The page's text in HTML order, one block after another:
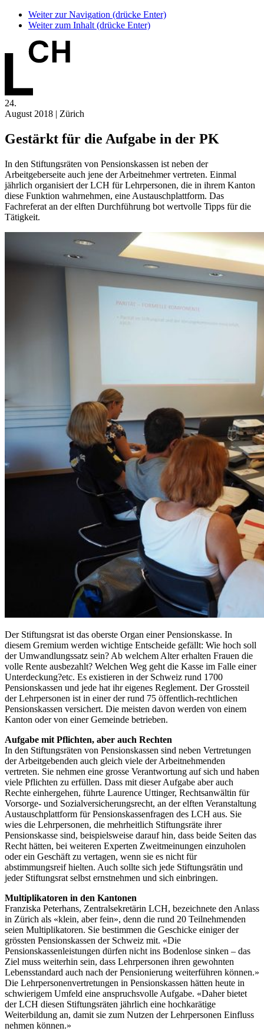
Weiter zur Navigation (drücke Enter)
Weiter zum Inhalt (drücke Enter)
24.
August 2018 | Zürich
Gestärkt für die Aufgabe in der PK
In den Stiftungsräten von Pensionskassen ist neben der
Arbeitgeberseite auch jene der Arbeitnehmer vertreten. Einmal
jährlich organisiert der LCH für Lehrpersonen, die in ihrem Kanton
diese Funktion wahrnehmen, eine Austauschplattform. Das
Fachreferat an der elften Durchführung bot wertvolle Tipps für die
Tätigkeit.
Der Stiftungsrat ist das oberste Organ einer Pensionskasse. In
diesem Gremium werden wichtige Entscheide gefällt: Wie hoch soll
der Umwandlungssatz sein? Ab welchem Alter erhalten Frauen die
volle Rente ausbezahlt? Welchen Weg geht die Kasse im Falle einer
Unterdeckung?etc. Es existieren in der Schweiz rund 1700
Pensionskassen und jede hat ihr eigenes Reglement. Der Grossteil
der Lehrpersonen ist in einer der rund 75 öffentlich-rechtlichen
Pensionskassen versichert. Die meisten davon werden von einem
Kanton oder von einer Gemeinde betrieben.
Aufgabe mit Pflichten, aber auch Rechten
In den Stiftungsräten von Pensionskassen sind neben Vertretungen
der Arbeitgebenden auch gleich viele der Arbeitnehmenden
vertreten. Sie nehmen eine grosse Verantwortung auf sich und haben
viele Pflichten zu erfüllen. Dass mit dieser Aufgabe aber auch
Rechte einhergehen, führte Laurence Uttinger, Rechtsanwältin für
Vorsorge- und Sozialversicherungsrecht, an der elften Veranstaltung
Austauschplattform für Pensionskassenfragen des LCH aus. Sie
wies die Lehrpersonen, die mehrheitlich Stiftungsräte ihrer
Pensionskasse sind, beispielsweise darauf hin, dass beide Seiten das
Recht hätten, bei weiteren Experten Zweitmeinungen einzuholen
oder ein Geschäft zu vertagen, wenn sie es nicht für
abstimmungsreif hielten. Auch sollte sich jede Stiftungsrätin und
jeder Stiftungsrat selbst ernstnehmen und sich einbringen.
Multiplikatoren in den Kantonen
Franziska Peterhans, Zentralsekretärin LCH, bezeichnete den Anlass
in Zürich als «klein, aber fein», denn die rund 20 Teilnehmenden
seien Multiplikatoren. Sie bestimmen die Geschicke einiger der
grössten Pensionskassen der Schweiz mit. «Die
Pensionskassenleistungen dürfen nicht ins Bodenlose sinken – das
Ziel muss weiterhin sein, dass Lehrpersonen ihren gewohnten
Lebensstandard auch nach der Pensionierung weiterführen können.»
Die Lehrpersonenvertretungen in Pensionskassen hätten heute in
schwierigem Umfeld eine anspruchsvolle Aufgabe. «Daher bietet
der LCH diesen Stiftungsräten jährlich eine hochkarätige
Weiterbildung an, damit sie zum Nutzen der Lehrpersonen Einfluss
nehmen können.»